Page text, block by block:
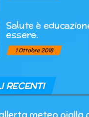
Salute è
essere.
1 Ottobre 2018
RECENTI